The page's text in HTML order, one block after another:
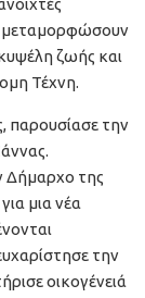
μεταμορφώσουν
ζωής και
Τέχνη.
παρουσίασε την
Δήμαρχο της
μια νέα
την
οικογένειά